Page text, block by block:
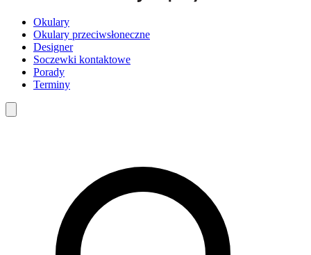
Okulary
Okulary przeciwsłoneczne
Designer
Soczewki kontaktowe
Porady
Terminy